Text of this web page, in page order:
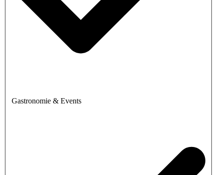
Gastronomie & Events